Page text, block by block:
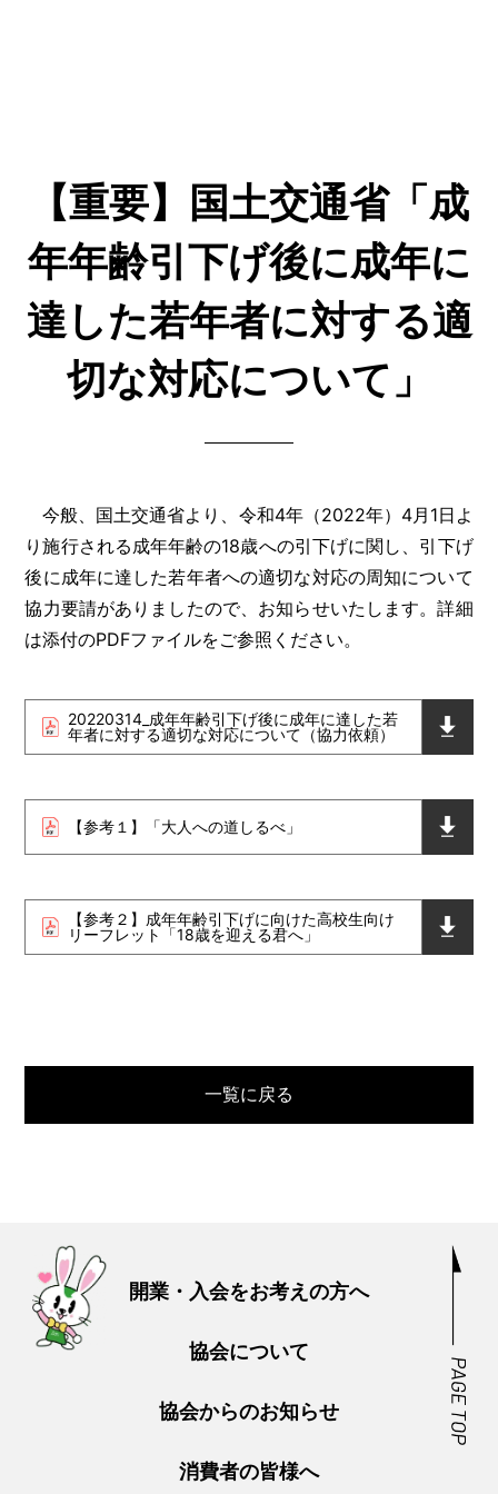
【重要】国土交通省「成
年年齢引下げ後に成年に
達した若年者に対する適
切な対応について」
今般、国土交通省より、令和4年（2022年）4月1日よ
り施行される成年年齢の18歳への引下げに関し、引下げ
後に成年に達した若年者への適切な対応の周知について
協力要請がありましたので、お知らせいたします。詳細
は添付のPDFファイルをご参照ください。
20220314_成年年齢引下げ後に成年に達した若
年者に対する適切な対応について（協力依頼）
【参考１】「大人への道しるべ」
【参考２】成年年齢引下げに向けた高校生向け
リーフレット「18歳を迎える君へ」
一覧に戻る
開業・入会をお考えの方へ
協会について
協会からのお知らせ
消費者の皆様へ